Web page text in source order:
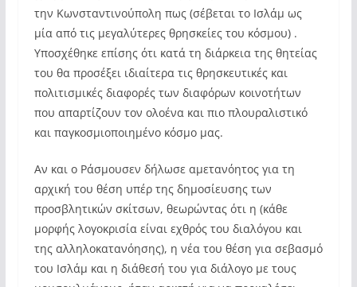
την Κωνσταντινούπολη πως (σέβεται το Ισλάμ ως
μία από τις μεγαλύτερες θρησκείες του κόσμου) .
Υποσχέθηκε επίσης ότι κατά τη διάρκεια της θητείας
του θα προσέξει ιδιαίτερα τις θρησκευτικές και
πολιτισμικές διαφορές των διαφόρων κοινοτήτων
που απαρτίζουν τον ολοένα και πιο πλουραλιστικό
και παγκοσμιοποιημένο κόσμο μας.
Αν και ο Ράσμουσεν δήλωσε αμετανόητος για τη
αρχική του θέση υπέρ της δημοσίευσης των
προσβλητικών σκίτσων, θεωρώντας ότι η (κάθε
μορφής λογοκρισία είναι εχθρός του διαλόγου και
της αλληλοκατανόησης), η νέα του θέση για σεβασμό
του Ισλάμ και η διάθεσή του για διάλογο με τους